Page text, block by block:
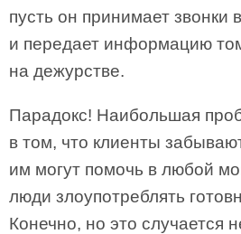
пусть он принимает звонки
и передает информацию
на дежурстве.
Парадокс! Наибольшая
в том, что клиенты
им могут помочь в любой
люди злоупотреблять
Конечно, но это случается